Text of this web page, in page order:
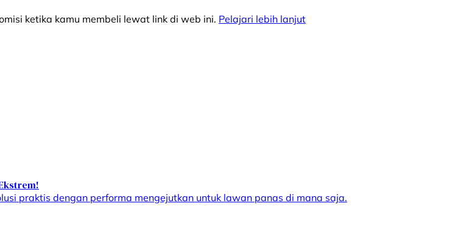
ketika kamu membeli lewat link di web ini. Pelajari lebih lanjut
praktis dengan performa mengejutkan untuk lawan panas di mana saja.